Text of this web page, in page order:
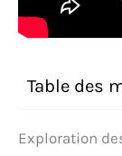
Table des
Exploration